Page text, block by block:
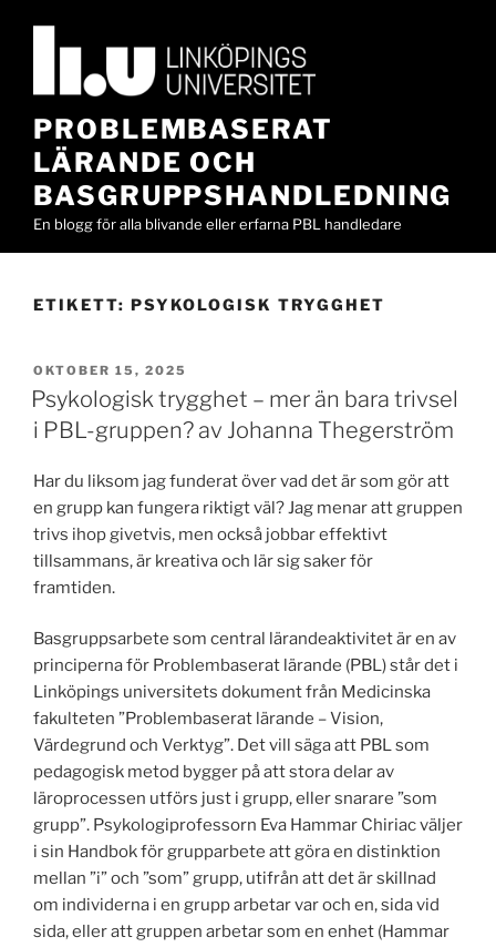
PROBLEMBASERAT
LÄRANDE OCH
BASGRUPPSHANDLEDNING
En blogg för alla blivande eller erfarna PBL handledare
ETIKETT: PSYKOLOGISK TRYGGHET
PUBLICERAT
OKTOBER 15, 2025
Psykologisk trygghet – mer än bara trivsel
i PBL-gruppen? av Johanna Thegerström
Har du liksom jag funderat över vad det är som gör att
en grupp kan fungera riktigt väl? Jag menar att gruppen
trivs ihop givetvis, men också jobbar effektivt
tillsammans, är kreativa och lär sig saker för
framtiden.
Basgruppsarbete som central lärandeaktivitet är en av
principerna för Problembaserat lärande (PBL) står det i
Linköpings universitets dokument från Medicinska
fakulteten ”Problembaserat lärande – Vision,
Värdegrund och Verktyg”. Det vill säga att PBL som
pedagogisk metod bygger på att stora delar av
läroprocessen utförs just i grupp, eller snarare ”som
grupp”. Psykologiprofessorn Eva Hammar Chiriac väljer
i sin Handbok för grupparbete att göra en distinktion
mellan ”i” och ”som” grupp, utifrån att det är skillnad
om individerna i en grupp arbetar var och en, sida vid
sida, eller att gruppen arbetar som en enhet (Hammar